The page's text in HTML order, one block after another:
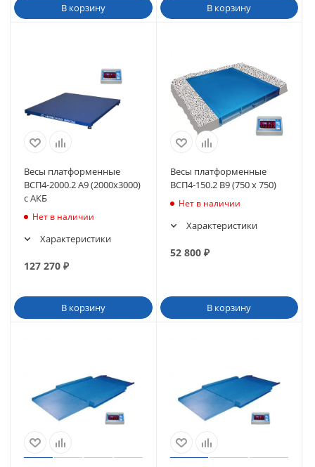
В корзину В корзину
Весы платформенные
ВСП4-2000.2 А9 (2000х3000)
с АКБ
Нет в наличии
Характеристики
127 270 ₽
В корзину
Весы платформенные
ВСП4-150.2 В9 (750 х 750)
Нет в наличии
Характеристики
52 800₽
В корзину